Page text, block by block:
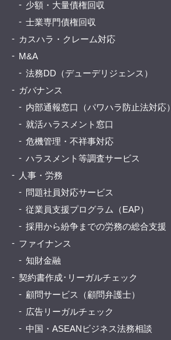
少額・大量債権回収
士業専門債権回収
カスハラ・クレーム対応
M&A
法務DD（デューデリジェンス）
ガバナンス
内部通報窓口（パワハラ防止法対応）
就活ハラスメント窓口
危機管理・不祥事対応
ハラスメント等調査サービス
人事・労務
問題社員対応サービス
従業員支援プログラム（EAP）
採用から紛争までの労務の総合支援
ファイナンス
知財金融
契約書作成･リーガルチェック
顧問サービス（顧問弁護士）
広告リーガルチェック
中国・ASEANビジネス法務相談